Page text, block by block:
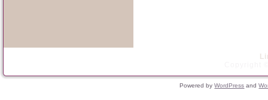
Powered byWordPress and